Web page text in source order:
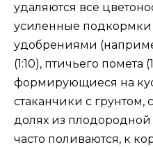
удаляются все
усиленные подкормки
удобрениями
(1:10), птичьего помета
формирующиеся на
стаканчики с грунтом,
долях из
часто поливаются, к